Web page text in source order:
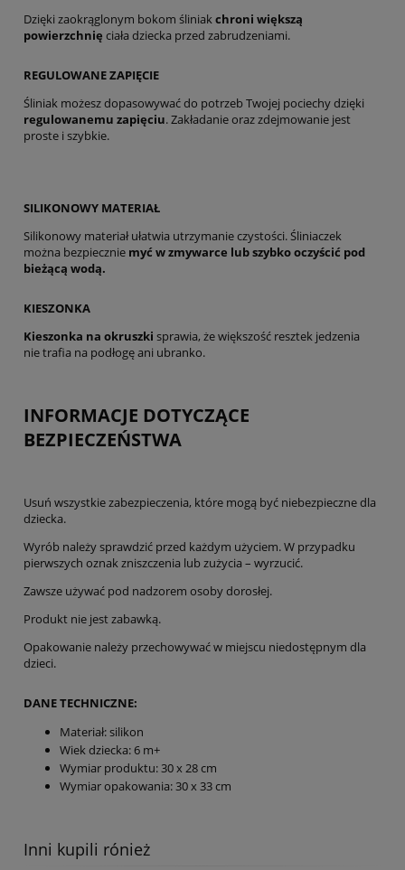
Dzięki zaokrąglonym bokom śliniakchroni większą
powierzchnię ciała dziecka przed zabrudzeniami.
REGULOWANE ZAPIĘCIE
Śliniak możesz dopasowywać do potrzeb Twojej pociechy dzięki
regulowanemu zapięciu. Zakładanie oraz zdejmowanie jest
proste i szybkie.
SILIKONOWY MATERIAŁ
Silikonowy materiał ułatwia utrzymanie czystości. Śliniaczek
można bezpiecznie myć w zmywarce lub szybko oczyścić pod
bieżącą wodą.
KIESZONKA
Kieszonka na okruszki sprawia, że większość resztek jedzenia
nie trafia na podłogę ani ubranko.
INFORMACJE DOTYCZĄCE
BEZPIECZEŃSTWA
Usuń wszystkie zabezpieczenia, które mogą być niebezpieczne dla
dziecka.
Wyrób należy sprawdzić przed każdym użyciem. W przypadku
pierwszych oznak zniszczenia lub zużycia – wyrzucić.
Zawsze używać pod nadzorem osoby dorosłej.
Produkt nie jest zabawką.
Opakowanie należy przechowywać w miejscu niedostępnym dla
dzieci.
DANE TECHNICZNE:
Materiał: silikon
Wiek dziecka: 6 m+
Wymiar produktu: 30 x 28 cm
Wymiar opakowania: 30 x 33 cm
Inni kupili rónież